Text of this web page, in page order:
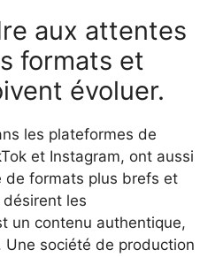
aux attentes
formats et
évoluer.
les plateformes de
et Instagram, ont aussi
de formats plus brefs et
les
un contenu authentique,
société de production